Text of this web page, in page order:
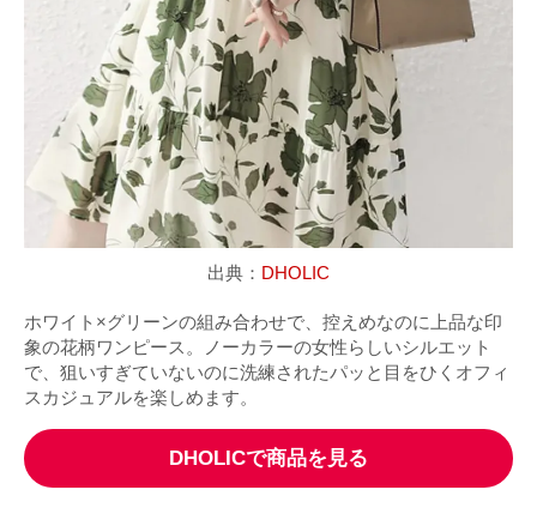
出典： DHOLIC
ホワイト×グリーンの組み合わせで、控えめなのに上品な印
象の花柄ワンピース。ノーカラーの女性らしいシルエット
で、狙いすぎていないのに洗練されたパッと目をひくオフィ
スカジュアルを楽しめます。
DHOLICで商品を見る